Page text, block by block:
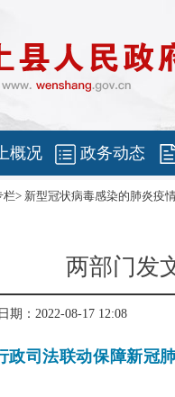
概况 政务动态
栏> 新型冠状病毒感染的肺炎疫
两部门发
期：2022-08-17 12:08
政司法联动保障新冠